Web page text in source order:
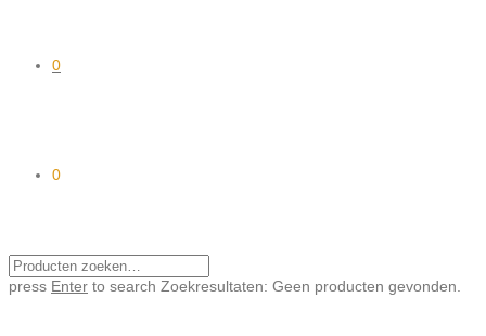
0
0
press Enter to search Zoekresultaten: Geen producten gevonden.